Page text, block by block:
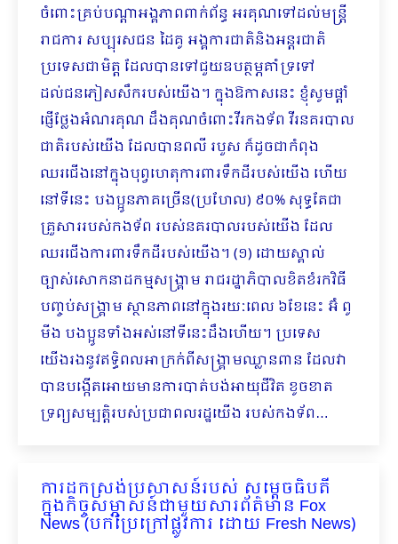
ចំពោះគ្រប់បណ្ដាអង្គភាពពាក់ព័ន្ធ អរគុណទៅដល់មន្រ្តី
រាជការ សប្បុរសជន ដៃគូ អង្គការជាតិនិងអន្តរជាតិ
ប្រទេសជាមិត្ត ដែលបានទៅជួយឧបត្ថម្ភគាំទ្រទៅ
ដល់ជនភៀសសឹករបស់យើង។ ក្នុងឱកាសនេះ ខ្ញុំសូមផ្ដាំ
ផ្ញើថ្លែងអំណរគុណ ដឹងគុណចំពោះវីរកងទ័ព វីរនគរបាល
ជាតិរបស់យើង ដែលបានពលី របួស ក៏ដូចជាកំពុង
ឈរជើងនៅក្នុងបុព្វហេតុការពារទឹកដីរបស់យើង ហើយ
នៅទីនេះ បងប្អូនភាគច្រើន(ប្រហែល) ៩០% សុទ្ធតែ​ជា
គ្រួសាររបស់កងទ័ព របស់នគរបាលរបស់យើង ដែល
ឈរជើងការពារទឹកដីរបស់យើង។ (១) ដោយស្គាល់
ច្បាស់សោកនាដកម្មសង្រ្គាម រាជរដ្ឋាភិបាលខិតខំរកវិធី
បញ្ចប់សង្រ្គាម ស្ថានភាពនៅក្នុងរយៈពេល ៦ខែនេះ អ៊ំ ពូ
មីង បងប្អូនទាំងអស់នៅទីនេះដឹងហើយ។ ប្រទេស
យើងរងនូវឥទ្ធិពលអាក្រក់ពីសង្រ្គាមឈ្លានពាន ដែលវា
បានបង្កើតអោយមានការបាត់បង់អាយុជីវិត ខូចខាត
ទ្រព្យសម្បត្តិរបស់ប្រ​ជាពលរដ្ឋយើង របស់កងទ័ព…
ការដកស្រង់ប្រសាសន៍របស់ សម្ដេចធិបតី
ក្នុងកិច្ចសម្ភាសន៍ជាមួយសារព័ត៌មាន Fox
News (បកប្រែក្រៅផ្លូវការ ដោយ Fresh News)